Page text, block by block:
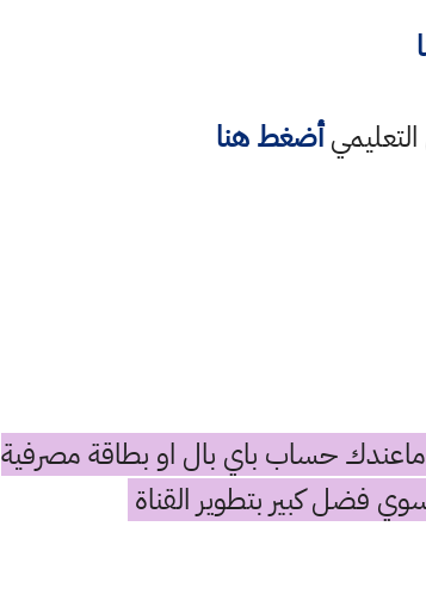
أضغط هنا
حساب باي بال او بطاقة مصرفية